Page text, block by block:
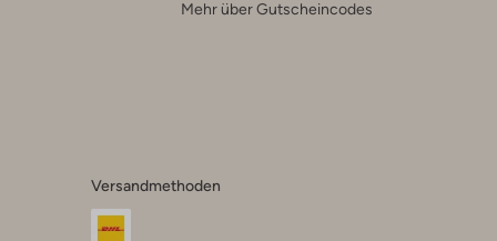
Mehr über Gutscheincodes
Versandmethoden